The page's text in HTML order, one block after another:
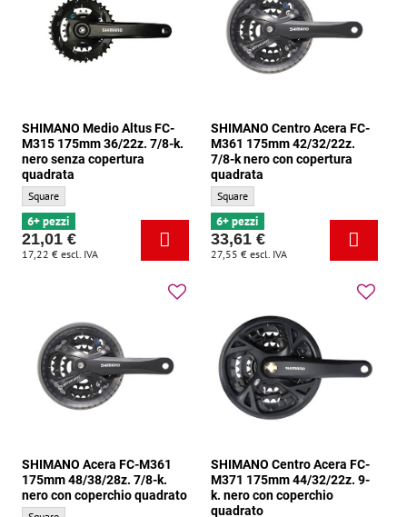
SHIMANO Medio Altus FC-
M315 175mm 36/22z. 7/8-k.
nero senza copertura
quadrata
SHIMANO Medio Altus FC-M315 175mm 36/22z. 7/8-k. nero senza copertura
Square
6+ pezzi
21,01 €
17,22 € escl. IVA
SHIMANO Centro Acera FC-
M361 175mm 42/32/22z.
7/8-k nero con copertura
quadrata
SHIMANO Centro Acera FC-M361
Square
6+ pezzi
33,61 €
27,55 € escl. IVA
SHIMANO Acera FC-M361
175mm 48/38/28z. 7/8-k.
nero con coperchio quadrato
SHIMANO Centro Acera FC-
M371 175mm 44/32/22z. 9-
k. nero con coperchio
quadrato